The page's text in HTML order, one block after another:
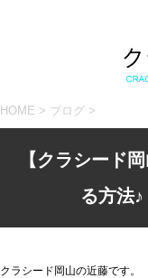
HOME > ブログ >
【クラシード
る方法♪
クラシード岡山の近藤です。